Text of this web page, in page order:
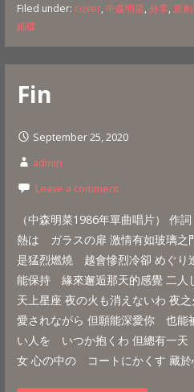
Filed under: cover, 中森明菜, 分享, 原
細碟
Fin
September 25, 2020
admin
Leave a comment
（中森明菜1986年單曲唱片） 作
熱は ガラスの扉 激情有如玻璃之
是猛烈燃燒 越會慘烈冷卻 めぐ
能保持 緣來邂逅那天的感覺 二人
天上星座 夜の火も消えないわ 夜
愛されながら 但願能深愛你 也
い人を いつか抱くわ 但總有一
女 心の中の コートにかくす 藏